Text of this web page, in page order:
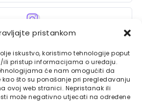
pristankom
iskustvo, koristimo tehnologije poput
ili pristup informacijama o uređaju.
će nam omogućiti da
što su ponašanje pri pregledavanju
ovoj web stranici. Nepristanak ili
može negativno utjecati na određene
Instagram
Bajtbox
Bajtbox koristi